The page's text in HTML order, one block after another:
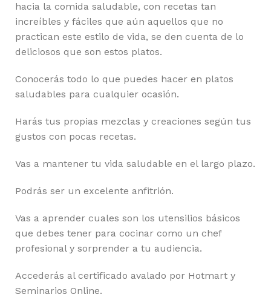
hacia la comida saludable, con recetas tan
increíbles y fáciles que aún aquellos que no
practican este estilo de vida, se den cuenta de lo
deliciosos que son estos platos.
Conocerás todo lo que puedes hacer en platos
saludables para cualquier ocasión.
Harás tus propias mezclas y creaciones según tus
gustos con pocas recetas.
Vas a mantener tu vida saludable en el largo plazo.
Podrás ser un excelente anfitrión.
Vas a aprender cuales son los utensilios básicos
que debes tener para cocinar como un chef
profesional y sorprender a tu audiencia.
Accederás al certificado avalado por Hotmart y
Seminarios Online.